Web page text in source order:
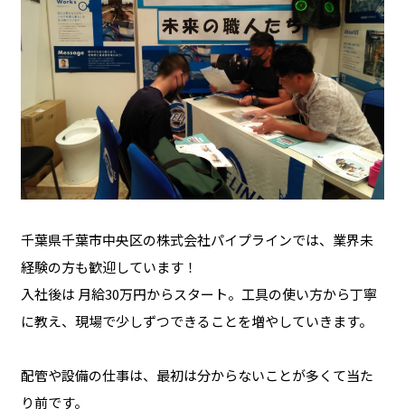
千葉県千葉市中央区の株式会社パイプラインでは、業界未
経験の方も歓迎しています！
入社後は 月給30万円からスタート。工具の使い方から丁寧
に教え、現場で少しずつできることを増やしていきます。
配管や設備の仕事は、最初は分からないことが多くて当た
り前です。